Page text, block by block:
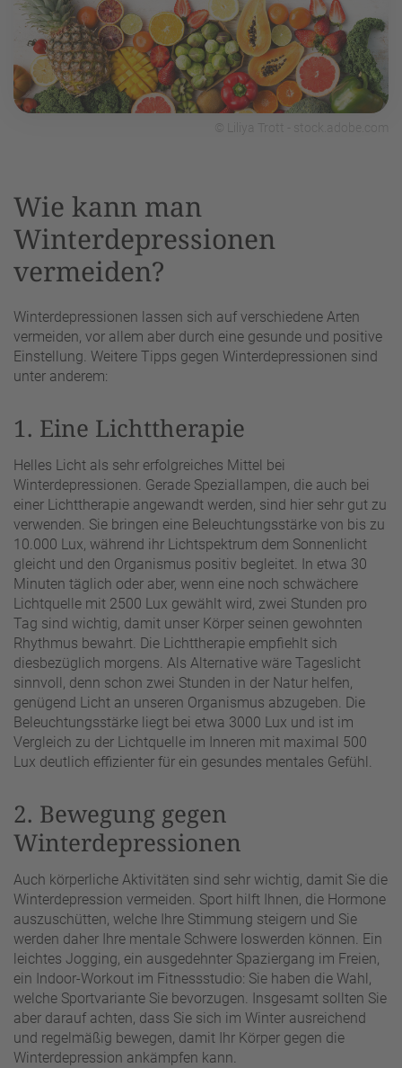
© Liliya Trott - stock.adobe.com
Wie kann man
Winterdepressionen
vermeiden?
Winterdepressionen lassen sich auf verschiedene Arten
vermeiden, vor allem aber durch eine gesunde und positive
Einstellung. Weitere Tipps gegen Winterdepressionen sind
unter anderem:
1. Eine Lichttherapie
Helles Licht als sehr erfolgreiches Mittel bei
Winterdepressionen. Gerade Speziallampen, die auch bei
einer Lichttherapie angewandt werden, sind hier sehr gut zu
verwenden. Sie bringen eine Beleuchtungsstärke von bis zu
10.000 Lux, während ihr Lichtspektrum dem Sonnenlicht
gleicht und den Organismus positiv begleitet. In etwa 30
Minuten täglich oder aber, wenn eine noch schwächere
Lichtquelle mit 2500 Lux gewählt wird, zwei Stunden pro
Tag sind wichtig, damit unser Körper seinen gewohnten
Rhythmus bewahrt. Die Lichttherapie empfiehlt sich
diesbezüglich morgens. Als Alternative wäre Tageslicht
sinnvoll, denn schon zwei Stunden in der Natur helfen,
genügend Licht an unseren Organismus abzugeben. Die
Beleuchtungsstärke liegt bei etwa 3000 Lux und ist im
Vergleich zu der Lichtquelle im Inneren mit maximal 500
Lux deutlich effizienter für ein gesundes mentales Gefühl.
2. Bewegung gegen
Winterdepressionen
Auch körperliche Aktivitäten sind sehr wichtig, damit Sie die
Winterdepression vermeiden. Sport hilft Ihnen, die Hormone
auszuschütten, welche Ihre Stimmung steigern und Sie
werden daher Ihre mentale Schwere loswerden können. Ein
leichtes Jogging, ein ausgedehnter Spaziergang im Freien,
ein Indoor-Workout im Fitnessstudio: Sie haben die Wahl,
welche Sportvariante Sie bevorzugen. Insgesamt sollten Sie
aber darauf achten, dass Sie sich im Winter ausreichend
und regelmäßig bewegen, damit Ihr Körper gegen die
Winterdepression ankämpfen kann.